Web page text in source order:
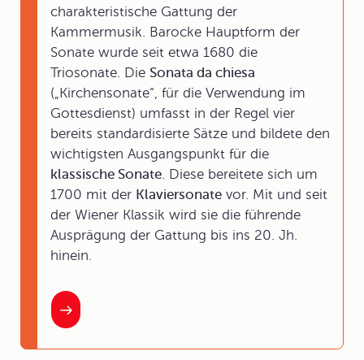
charakteristische Gattung der
Kammermusik. Barocke Hauptform der
Sonate wurde seit etwa 1680 die
Triosonate. Die Sonata da chiesa
(„Kirchensonate“, für die Verwendung im
Gottesdienst) umfasst in der Regel vier
bereits standardisierte Sätze und bildete den
wichtigsten Ausgangspunkt für die
klassische Sonate. Diese bereitete sich um
1700 mit der Klaviersonate vor. Mit und seit
der Wiener Klassik wird sie die führende
Ausprägung der Gattung bis ins 20. Jh.
hinein.